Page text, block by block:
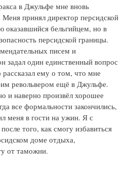
в Джульфе мне вновь
принял директор персидской
бельгийцем, но в
персидской границы.
писем и
задал один единственный вопрос
ему о том, что мне
револьвером ещё в Джульфе.
и наверно произвёл хорошее
все формальности закончились,
меня в гости на ужин. Я с
того, как смогу избавиться
доме отдыха,
от таможни.